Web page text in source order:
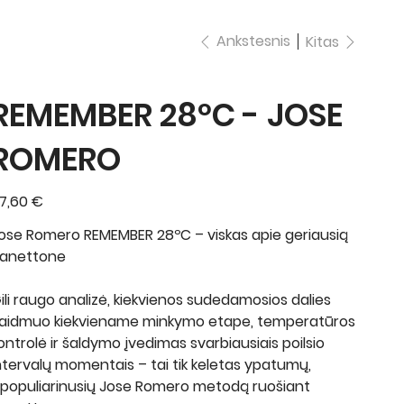
Ankstesnis Kitas
28ºC - JOSE
€
Romero REMEMBER 28ºC – viskas apie geriausią
raugo analizė, kiekvienos sudedamosios dalies
kiekviename minkymo etape, temperatūros
ir šaldymo įvedimas svarbiausiais poilsio
momentais – tai tik keletas ypatumų,
Jose Romero metodą ruošiant